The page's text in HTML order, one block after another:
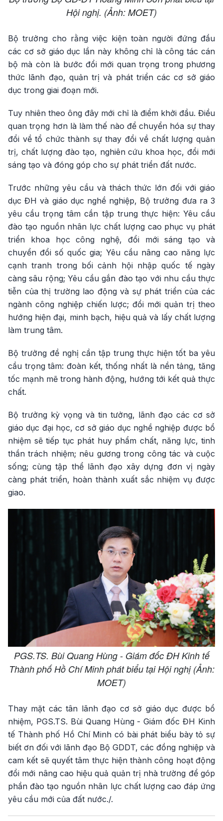
Hội nghị. (Ảnh: MOET)
Bộ trưởng cho rằng việc kiện toàn người đứng đầu
các cơ sở giáo dục lần này không chỉ là công tác cán
bộ mà còn là bước đổi mới quan trọng trong phương
thức lãnh đạo, quản trị và phát triển các cơ sở giáo
dục trong giai đoạn mới.
Tuy nhiên theo ông đây mới chỉ là điểm khởi đầu. Điều
quan trọng hơn là làm thế nào để chuyển hóa sự thay
đổi về tổ chức thành sự thay đổi về chất lượng quản
trị, chất lượng đào tạo, nghiên cứu khoa học, đổi mới
sáng tạo và đóng góp cho sự phát triển đất nước.
Trước những yêu cầu và thách thức lớn đối với giáo
dục ĐH và giáo dục nghề nghiệp, Bộ trưởng đưa ra 3
yêu cầu trọng tâm cần tập trung thực hiện: Yêu cầu
đào tạo nguồn nhân lực chất lượng cao phục vụ phát
triển khoa học công nghệ, đổi mới sáng tạo và
chuyển đổi số quốc gia; Yêu cầu nâng cao năng lực
cạnh tranh trong bối cảnh hội nhập quốc tế ngày
càng sâu rộng; Yêu cầu gắn đào tạo với nhu cầu thực
tiễn của thị trường lao động và sự phát triển của các
ngành công nghiệp chiến lược; đổi mới quản trị theo
hướng hiện đại, minh bạch, hiệu quả và lấy chất lượng
làm trung tâm.
Bộ trưởng đề nghị cần tập trung thực hiện tốt ba yêu
cầu trọng tâm: đoàn kết, thống nhất là nền tảng, tăng
tốc mạnh mẽ trong hành động, hướng tới kết quả thực
chất.
Bộ trưởng kỳ vọng và tin tưởng, lãnh đạo các cơ sở
giáo dục đại học, cơ sở giáo dục nghề nghiệp được bổ
nhiệm sẽ tiếp tục phát huy phẩm chất, năng lực, tinh
thần trách nhiệm; nêu gương trong công tác và cuộc
sống; cùng tập thể lãnh đạo xây dựng đơn vị ngày
càng phát triển, hoàn thành xuất sắc nhiệm vụ được
giao.
PGS.TS. Bùi Quang Hùng - Giám đốc ĐH Kinh tế
Thành phố Hồ Chí Minh phát biểu tại Hội nghị (Ảnh:
MOET)
Thay mặt các tân lãnh đạo cơ sở giáo dục được bổ
nhiệm, PGS.TS. Bùi Quang Hùng - Giám đốc ĐH Kinh
tế Thành phố Hồ Chí Minh có bài phát biểu bày tỏ sự
biết ơn đối với lãnh đạo Bộ GDDT, các đồng nghiệp và
cam kết sẽ quyết tâm thực hiện thành công hoạt động
đổi mới nâng cao hiệu quả quản trị nhà trường để góp
phần đào tạo nguồn nhân lực chất lượng cao đáp ứng
yêu cầu mới của đất nước./.